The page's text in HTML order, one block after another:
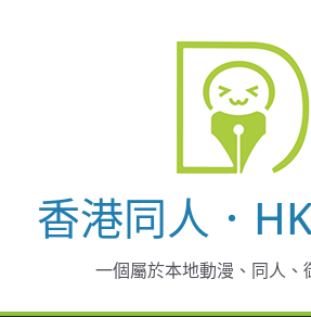
香港同人．
一個屬於本地動漫、同人、